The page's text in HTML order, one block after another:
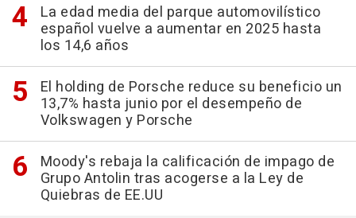
La edad media del parque automovilístico
español vuelve a aumentar en 2025 hasta
los 14,6 años
El holding de Porsche reduce su beneficio un
13,7% hasta junio por el desempeño de
Volkswagen y Porsche
Moody's rebaja la calificación de impago de
Grupo Antolin tras acogerse a la Ley de
Quiebras de EE.UU